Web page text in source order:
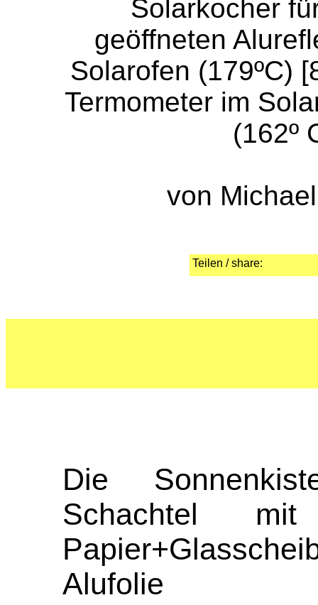
Solarkocher
geöffneten
Solarofen (179ºC)
Termometer im
(162º
von
Teilen / share:
Die
Schachtel mit
Alufolie